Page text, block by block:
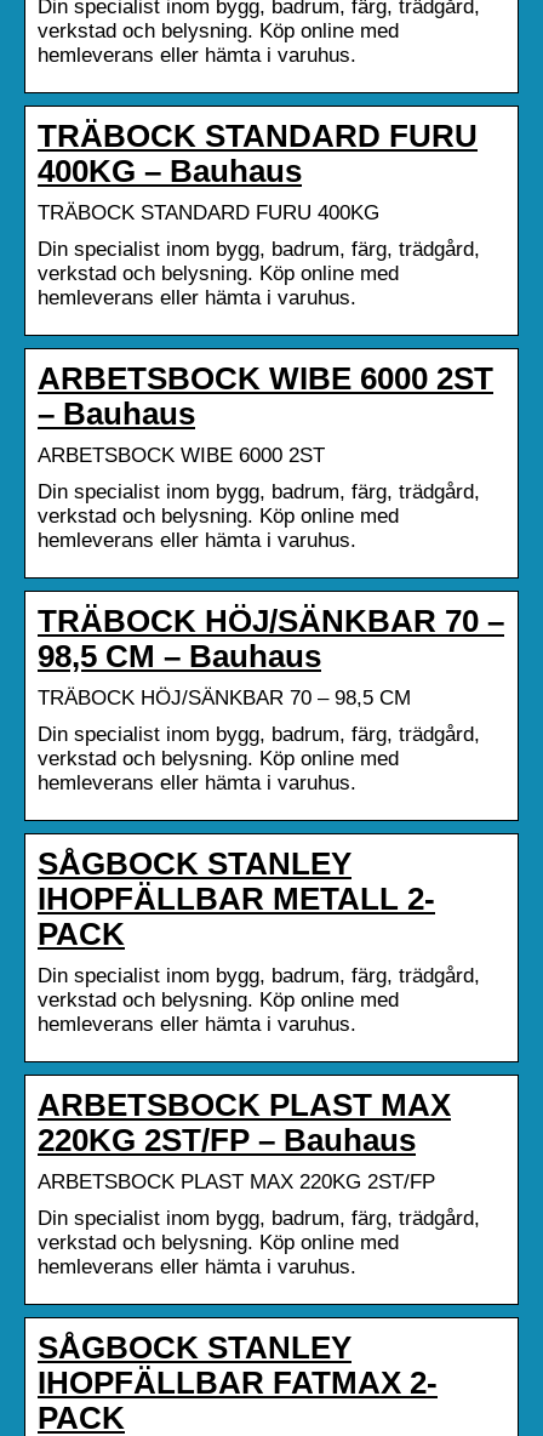
Din specialist inom bygg, badrum, färg, trädgård,
verkstad och belysning. Köp online med
hemleverans eller hämta i varuhus.
TRÄBOCK STANDARD FURU
400KG – Bauhaus
TRÄBOCK STANDARD FURU 400KG
Din specialist inom bygg, badrum, färg, trädgård,
verkstad och belysning. Köp online med
hemleverans eller hämta i varuhus.
ARBETSBOCK WIBE 6000 2ST
– Bauhaus
ARBETSBOCK WIBE 6000 2ST
Din specialist inom bygg, badrum, färg, trädgård,
verkstad och belysning. Köp online med
hemleverans eller hämta i varuhus.
TRÄBOCK HÖJ/SÄNKBAR 70 –
98,5 CM – Bauhaus
TRÄBOCK HÖJ/SÄNKBAR 70 – 98,5 CM
Din specialist inom bygg, badrum, färg, trädgård,
verkstad och belysning. Köp online med
hemleverans eller hämta i varuhus.
SÅGBOCK STANLEY
IHOPFÄLLBAR METALL 2-
PACK
Din specialist inom bygg, badrum, färg, trädgård,
verkstad och belysning. Köp online med
hemleverans eller hämta i varuhus.
ARBETSBOCK PLAST MAX
220KG 2ST/FP – Bauhaus
ARBETSBOCK PLAST MAX 220KG 2ST/FP
Din specialist inom bygg, badrum, färg, trädgård,
verkstad och belysning. Köp online med
hemleverans eller hämta i varuhus.
SÅGBOCK STANLEY
IHOPFÄLLBAR FATMAX 2-
PACK